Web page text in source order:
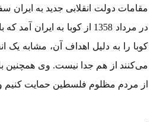
مقامات دولت انقلابی جدید به ایران
در مرداد 1358 از کوبا به
کوبا را به دلیل اهداف آن، مشابه
می‌کنند از هم جدا نیست. وی همچنین با
از مردم مظلوم فلسطین حمایت کنیم